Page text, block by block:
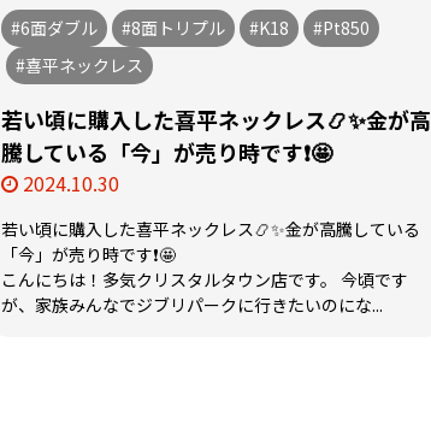
#6面ダブル #8面トリプル #K18
#Pt850
#喜平ネックレス
若い頃に購入した喜平ネックレス📿✨金が高
騰している「今」が売り時です❗🤩
2024.10.30
若い頃に購入した喜平ネックレス📿✨金が高騰している
「今」が売り時です❗🤩
こんにちは！多気クリスタルタウン店です。 今頃です
が、家族みんなでジブリパークに行きたいのにな...